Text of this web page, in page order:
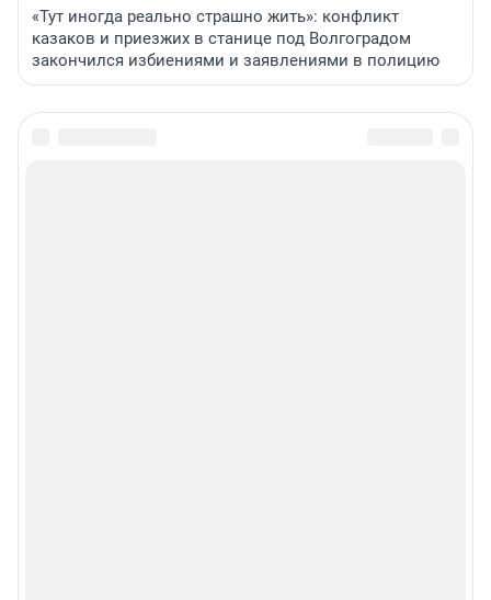
«Тут иногда реально страшно жить»: конфликт
казаков и приезжих в станице под Волгоградом
закончился избиениями и заявлениями в полицию